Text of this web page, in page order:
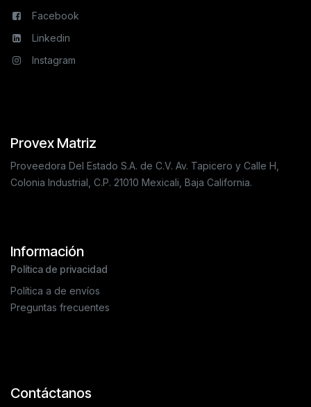
Facebook
Linkedin
Instagram
Provex Matriz
Proveedora Del Estado S.A. de C.V. Av. Tapicero y Calle H,
Colonia Industrial, C.P. 21010 Mexicali, Baja California.
Información
Política de privacidad
Política a de envíos
Preguntas frecuentes
Contáctanos